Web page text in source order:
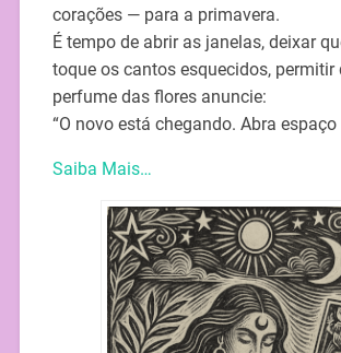
corações — para a primavera.
É tempo de abrir as janelas, deixar
toque os cantos esquecidos, permitir
perfume das flores anuncie:
“O novo está chegando. Abra espaço
Saiba Mais…